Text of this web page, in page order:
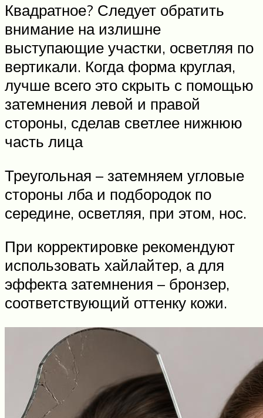
Квадратное? Следует обратить
внимание на излишне
выступающие участки, осветляя по
вертикали. Когда форма круглая,
лучше всего это скрыть с помощью
затемнения левой и правой
стороны, сделав светлее нижнюю
часть лица
Треугольная – затемняем угловые
стороны лба и подбородок по
середине, осветляя, при этом, нос.
При корректировке рекомендуют
использовать хайлайтер, а для
эффекта затемнения – бронзер,
соответствующий оттенку кожи.